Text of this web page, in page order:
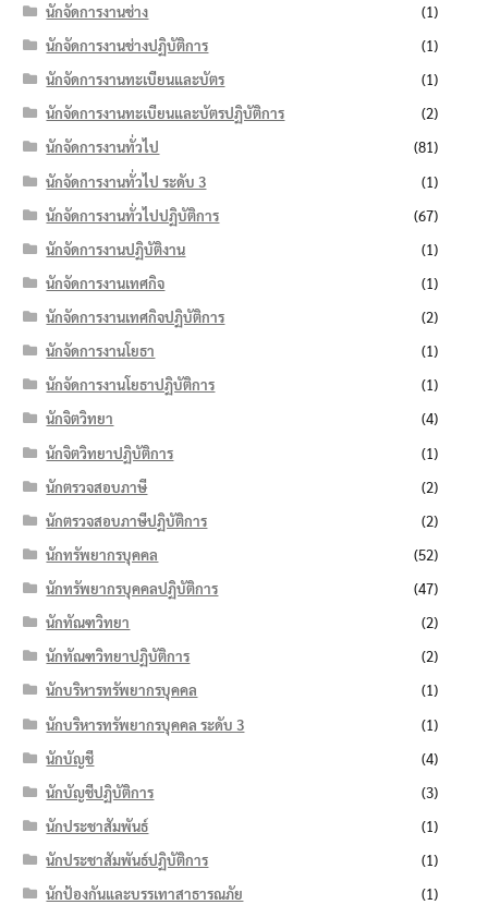
นักจัดการงานช่าง
(1)
นักจัดการงานช่างปฏิบัติการ
(1)
นักจัดการงานทะเบียนและบัตร
(1)
นักจัดการงานทะเบียนและบัตรปฏิบัติการ
(2)
นักจัดการงานทั่วไป
(81)
นักจัดการงานทั่วไป ระดับ 3
(1)
นักจัดการงานทั่วไปปฏิบัติการ
(67)
นักจัดการงานปฏิบัติงาน
(1)
นักจัดการงานเทศกิจ
(1)
นักจัดการงานเทศกิจปฏิบัติการ
(2)
นักจัดการงานโยธา
(1)
นักจัดการงานโยธาปฏิบัติการ
(1)
นักจิตวิทยา
(4)
นักจิตวิทยาปฏิบัติการ
(1)
นักตรวจสอบภาษี
(2)
นักตรวจสอบภาษีปฏิบัติการ
(2)
นักทรัพยากรบุคคล
(52)
นักทรัพยากรบุคคลปฏิบัติการ
(47)
นักทัณฑวิทยา
(2)
นักทัณฑวิทยาปฏิบัติการ
(2)
นักบริหารทรัพยากรบุคคล
(1)
นักบริหารทรัพยากรบุคคล ระดับ 3
(1)
นักบัญชี
(4)
นักบัญชีปฏิบัติการ
(3)
นักประชาสัมพันธ์
(1)
นักประชาสัมพันธ์ปฏิบัติการ
(1)
นักป้องกันและบรรเทาสาธารณภัย
(1)